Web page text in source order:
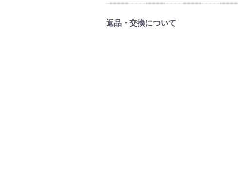
返品・交換について